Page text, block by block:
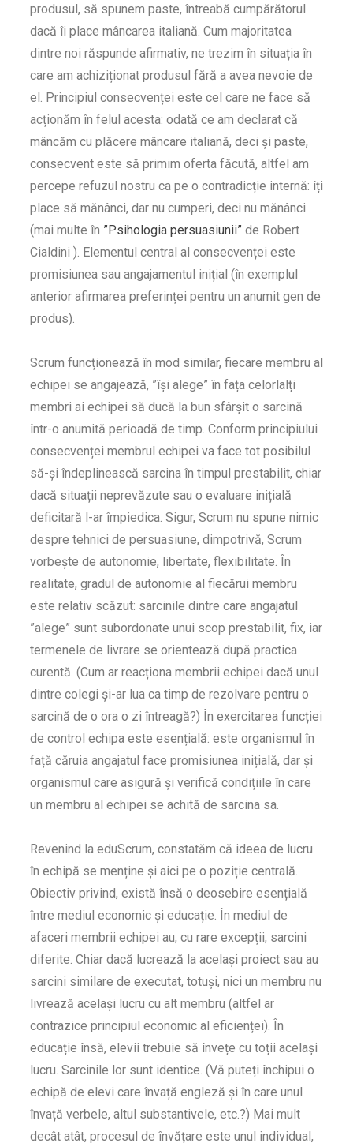
produsul, să spunem paste, întreabă cumpărătorul
dacă îi place mâncarea italiană. Cum majoritatea
dintre noi răspunde afirmativ, ne trezim în situația în
care am achiziționat produsul fără a avea nevoie de
el. Principiul consecvenței este cel care ne face să
acționăm în felul acesta: odată ce am declarat că
mâncăm cu plăcere mâncare italiană, deci și paste,
consecvent este să primim oferta făcută, altfel am
percepe refuzul nostru ca pe o contradicție internă: îți
place să mănânci, dar nu cumperi, deci nu mănânci
(mai multe în ”Psihologia persuasiunii” de Robert
Cialdini ). Elementul central al consecvenței este
promisiunea sau angajamentul inițial (în exemplul
anterior afirmarea preferinței pentru un anumit gen de
produs).
Scrum funcționează în mod similar, fiecare membru al
echipei se angajează, ”își alege” în fața celorlalți
membri ai echipei să ducă la bun sfârșit o sarcină
într-o anumită perioadă de timp. Conform principiului
consecvenței membrul echipei va face tot posibilul
să-și îndeplinească sarcina în timpul prestabilit, chiar
dacă situații neprevăzute sau o evaluare inițială
deficitară l-ar împiedica. Sigur, Scrum nu spune nimic
despre tehnici de persuasiune, dimpotrivă, Scrum
vorbește de autonomie, libertate, flexibilitate. În
realitate, gradul de autonomie al fiecărui membru
este relativ scăzut: sarcinile dintre care angajatul
”alege” sunt subordonate unui scop prestabilit, fix, iar
termenele de livrare se orientează după practica
curentă. (Cum ar reacționa membrii echipei dacă unul
dintre colegi și-ar lua ca timp de rezolvare pentru o
sarcină de o ora o zi întreagă?) În exercitarea funcției
de control echipa este esențială: este organismul în
față căruia angajatul face promisiunea inițială, dar și
organismul care asigură și verifică condițiile în care
un membru al echipei se achită de sarcina sa.
Revenind la eduScrum, constatăm că ideea de lucru
în echipă se menține și aici pe o poziție centrală.
Obiectiv privind, există însă o deosebire esențială
între mediul economic și educație. În mediul de
afaceri membrii echipei au, cu rare excepții, sarcini
diferite. Chiar dacă lucrează la același proiect sau au
sarcini similare de executat, totuși, nici un membru nu
livrează același lucru cu alt membru (altfel ar
contrazice principiul economic al eficienței). În
educație însă, elevii trebuie să învețe cu toții același
lucru. Sarcinile lor sunt identice. (Vă puteți închipui o
echipă de elevi care învață engleză și în care unul
învață verbele, altul substantivele, etc.?) Mai mult
decât atât, procesul de învățare este unul individual,